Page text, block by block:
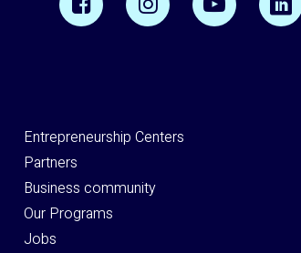
Entrepreneurship Centers
Partners
Business community
Our Programs
Jobs